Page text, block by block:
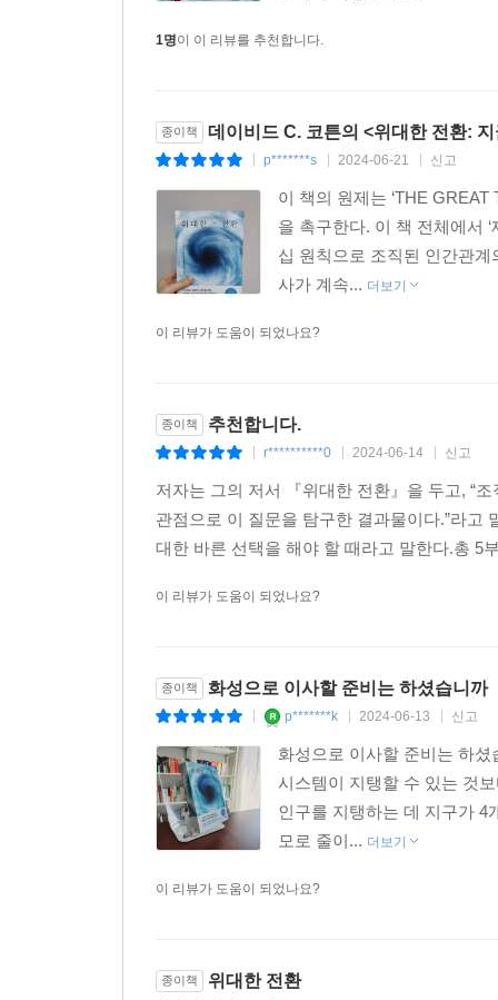
1명이 이 리뷰를 추천합니다.
종이책 데이비드 C. 코튼의 <위대한 전환:
p*******s 2024-06-21 신고
이 책의 원제는 ‘THE
을 촉구한다. 이 책 전체에서
십 원칙으로 조직된 인간관
사가 계속... 더보기
이 리뷰가 도움이 되었나요?
종이책 추천합니다.
r**********0 2024-06-14 신고
저자는 그의 저서 『위대한 전환』을 두고, “
관점으로 이 질문을 탐구한 결과물이다.”라고
대한 바른 선택을 해야 할 때라고 말한다.총 5
이 리뷰가 도움이 되었나요?
종이책 화성으로 이사할 준비는 하셨습니까
p*******k 2024-06-13 신고
화성으로 이사할 준비는 하
시스템이 지탱할 수 있는 것
인구를 지탱하는 데 지구가 4
모로 줄이... 더보기
이 리뷰가 도움이 되었나요?
종이책 위대한 전환